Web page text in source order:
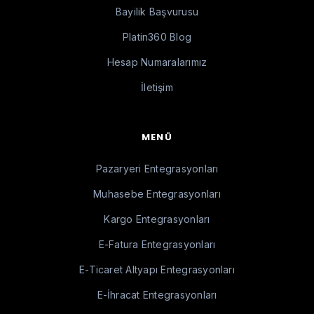
otomatik hale gelir.
ticaretin en hızlı büyüyen
platformlarından biri olan
değerlendirmek için güçlü bir
entegrasyon altyapısı
Temu Entegrasyonu
Neden Önemlidir?
Temu entegrasyonu,
Bayilik Başvurusu
Platin360 Blog
Hesap Numaralarımız
İletişim
MENÜ
Pazaryeri Entegrasyonları
Muhasebe Entegrasyonları
Kargo Entegrasyonları
E-Fatura Entegrasyonları
E-Ticaret Altyapı Entegrasyonları
E-İhracat Entegrasyonları